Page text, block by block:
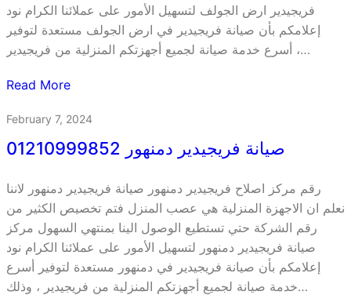
فريجيدير ارض الجولف لتسهيل الأمور على عملائنا الكرام نود
إعلامكم بأن صيانة فريجيدير في ارض الجولف مستعدة لتوفير
أسرع خدمة صيانة لجميع أجهزتكم المنزلية من فريجيدير ،…
Read More
February 7, 2024
صيانة فريجيدير دمنهور 01210999852
رقم مركز اصلاح فريجيدير دمنهور صيانة فريجيدير دمنهور لاننا
نعلم ان الاجهزة المنزلية هي عصب المنزل فتم تخصيص الكثير من
رقم الشركة حتي تستطيع الوصول الينا بمنتهي السهول مركز
صيانة فريجيدير دمنهور لتسهيل الأمور على عملائنا الكرام نود
إعلامكم بأن صيانة فريجيدير في دمنهور مستعدة لتوفير أسرع
خدمة صيانة لجميع أجهزتكم المنزلية من فريجيدير ، وذلك…